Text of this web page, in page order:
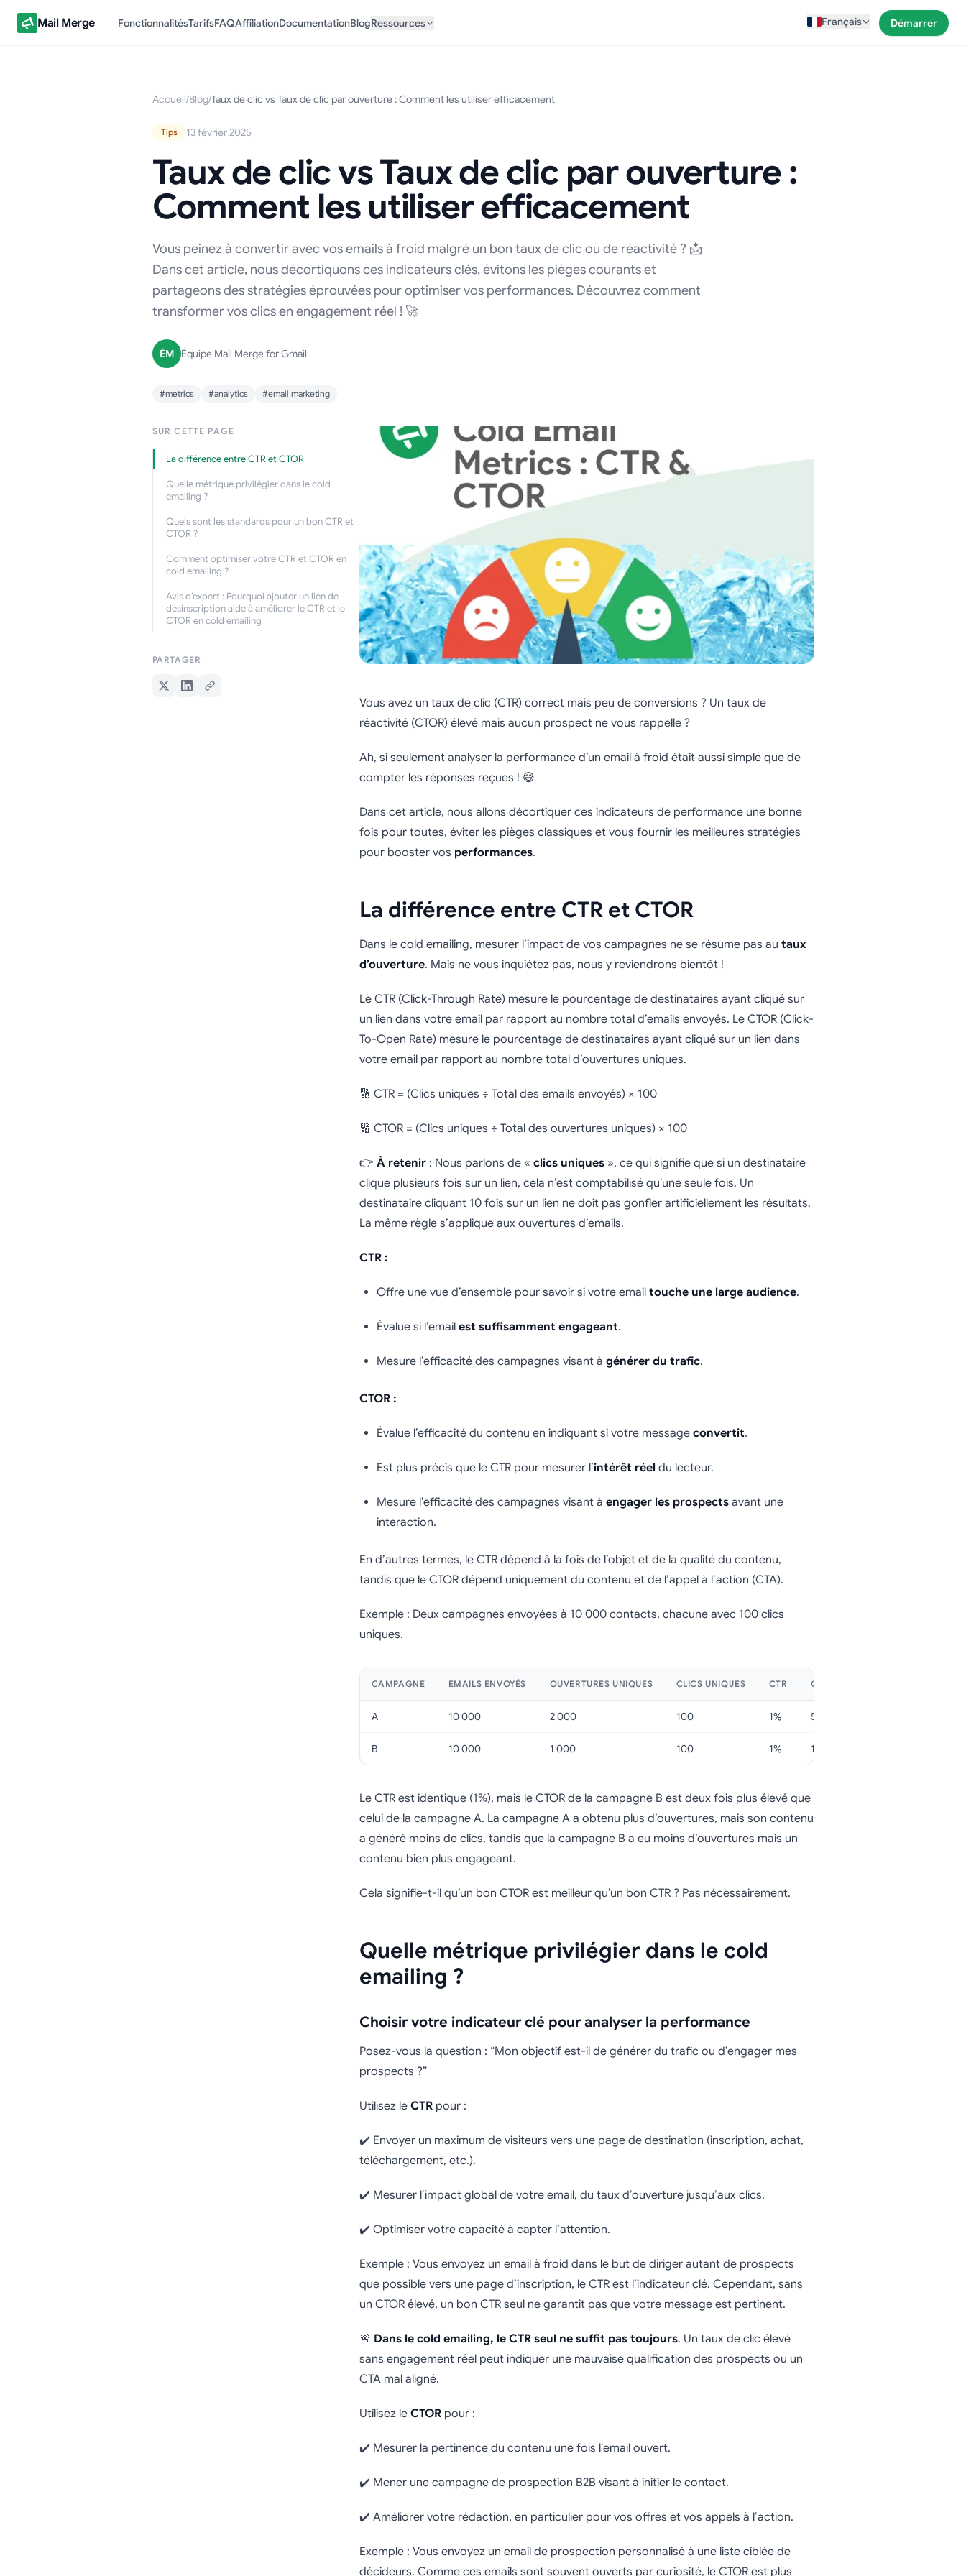
Mail Merge FonctionnalitésTarifsFAQAffiliationDocumentationBlogRessources Français Démarrer
Accueil/Blog/Taux de clic vs Taux de clic par ouverture : Comment les utiliser efficacement
Tips 13 février 2025
Taux de clic vs Taux de clic par ouverture :
Comment les utiliser efficacement
Vous peinez à convertir avec vos emails à froid malgré un bon taux de clic ou de réactivité ? 📩
Dans cet article, nous décortiquons ces indicateurs clés, évitons les pièges courants et
partageons des stratégies éprouvées pour optimiser vos performances. Découvrez comment
transformer vos clics en engagement réel ! 🚀
ÉM Équipe Mail Merge for Gmail
#metrics #analytics #email marketing
SUR CETTE PAGE
La différence entre CTR et CTOR
Quelle métrique privilégier dans le cold
emailing ?
Quels sont les standards pour un bon CTR et
CTOR ?
Comment optimiser votre CTR et CTOR en
cold emailing ?
Avis d’expert : Pourquoi ajouter un lien de
désinscription aide à améliorer le CTR et le
CTOR en cold emailing
PARTAGER
Vous avez un taux de clic (CTR) correct mais peu de conversions ? Un taux de
réactivité (CTOR) élevé mais aucun prospect ne vous rappelle ?
Ah, si seulement analyser la performance d’un email à froid était aussi simple que de
compter les réponses reçues ! 😅
Dans cet article, nous allons décortiquer ces indicateurs de performance une bonne
fois pour toutes, éviter les pièges classiques et vous fournir les meilleures stratégies
pour booster vos performances.
La différence entre CTR et CTOR
Dans le cold emailing, mesurer l’impact de vos campagnes ne se résume pas au taux
d’ouverture. Mais ne vous inquiétez pas, nous y reviendrons bientôt !
Le CTR (Click-Through Rate) mesure le pourcentage de destinataires ayant cliqué sur
un lien dans votre email par rapport au nombre total d’emails envoyés. Le CTOR (Click-
To-Open Rate) mesure le pourcentage de destinataires ayant cliqué sur un lien dans
votre email par rapport au nombre total d’ouvertures uniques.
🔢 CTR = (Clics uniques ÷ Total des emails envoyés) × 100
🔢 CTOR = (Clics uniques ÷ Total des ouvertures uniques) × 100
👉 À retenir: Nous parlons de « clics uniques», ce qui signifie que si un destinataire
clique plusieurs fois sur un lien, cela n’est comptabilisé qu’une seule fois. Un
destinataire cliquant 10 fois sur un lien ne doit pas gonfler artificiellement les résultats.
La même règle s’applique aux ouvertures d’emails.
CTR :
Offre une vue d’ensemble pour savoir si votre email touche une large audience.
Évalue si l’email est suffisamment engageant.
Mesure l’efficacité des campagnes visant à générer du trafic.
CTOR :
Évalue l’efficacité du contenu en indiquant si votre message convertit.
Est plus précis que le CTR pour mesurer l’intérêt réeldu lecteur.
Mesure l’efficacité des campagnes visant à engager les prospectsavant une
interaction.
En d’autres termes, le CTR dépend à la fois de l’objet et de la qualité du contenu,
tandis que le CTOR dépend uniquement du contenu et de l’appel à l’action (CTA).
Exemple : Deux campagnes envoyées à 10 000 contacts, chacune avec 100 clics
uniques.
CAMPAGNE EMAILS ENVOYÉS OUVERTURES UNIQUES CLICS UNIQUES CTR CTOR
A 10 000 2 000 100 1% 5%
B 10 000 1 000 100 1% 10%
Le CTR est identique (1%), mais le CTOR de la campagne B est deux fois plus élevé que
celui de la campagne A. La campagne A a obtenu plus d’ouvertures, mais son contenu
a généré moins de clics, tandis que la campagne B a eu moins d’ouvertures mais un
contenu bien plus engageant.
Cela signifie-t-il qu’un bon CTOR est meilleur qu’un bon CTR ? Pas nécessairement.
Quelle métrique privilégier dans le cold
emailing ?
Choisir votre indicateur clé pour analyser la performance
Posez-vous la question : “Mon objectif est-il de générer du trafic ou d’engager mes
prospects ?”
Utilisez le CTRpour :
✔️ Envoyer un maximum de visiteurs vers une page de destination (inscription, achat,
téléchargement, etc.).
✔️ Mesurer l’impact global de votre email, du taux d’ouverture jusqu’aux clics.
✔️ Optimiser votre capacité à capter l’attention.
Exemple : Vous envoyez un email à froid dans le but de diriger autant de prospects
que possible vers une page d’inscription, le CTR est l’indicateur clé. Cependant, sans
un CTOR élevé, un bon CTR seul ne garantit pas que votre message est pertinent.
🚨 Dans le cold emailing, le CTR seul ne suffit pas toujours. Un taux de clic élevé
sans engagement réel peut indiquer une mauvaise qualification des prospects ou un
CTA mal aligné.
Utilisez le CTORpour :
✔️ Mesurer la pertinence du contenu une fois l’email ouvert.
✔️ Mener une campagne de prospection B2B visant à initier le contact.
✔️ Améliorer votre rédaction, en particulier pour vos offres et vos appels à l’action.
Exemple : Vous envoyez un email de prospection personnalisé à une liste ciblée de
décideurs. Comme ces emails sont souvent ouverts par curiosité, le CTOR est plus